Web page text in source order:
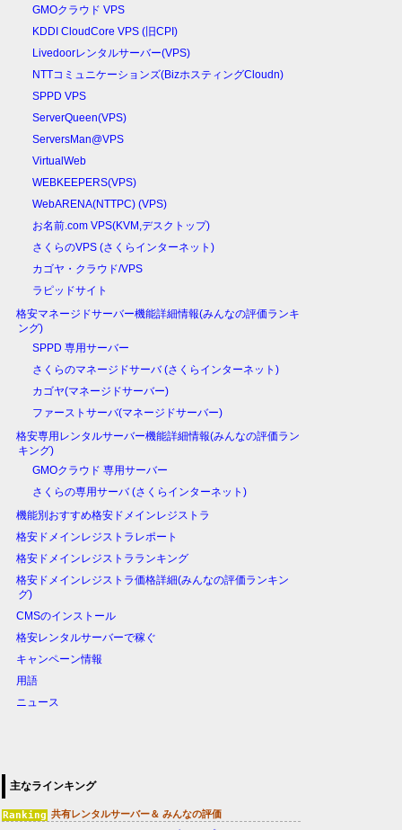
GMOクラウド VPS
KDDI CloudCore VPS (旧CPI)
Livedoorレンタルサーバー(VPS)
NTTコミュニケーションズ(BizホスティングCloudn)
SPPD VPS
ServerQueen(VPS)
ServersMan@VPS
VirtualWeb
WEBKEEPERS(VPS)
WebARENA(NTTPC) (VPS)
お名前.com VPS(KVM,デスクトップ)
さくらのVPS (さくらインターネット)
カゴヤ・クラウド/VPS
ラピッドサイト
格安マネージドサーバー機能詳細情報(みんなの評価ランキ
ング)
SPPD 専用サーバー
さくらのマネージドサーバ (さくらインターネット)
カゴヤ(マネージドサーバー)
ファーストサーバ(マネージドサーバー)
格安専用レンタルサーバー機能詳細情報(みんなの評価ラン
キング)
GMOクラウド 専用サーバー
さくらの専用サーバ (さくらインターネット)
機能別おすすめ格安ドメインレジストラ
格安ドメインレジストラレポート
格安ドメインレジストラランキング
格安ドメインレジストラ価格詳細(みんなの評価ランキン
グ)
CMSのインストール
格安レンタルサーバーで稼ぐ
キャンペーン情報
用語
ニュース
主なラインキング
共有レンタルサーバー＆ みんなの評価